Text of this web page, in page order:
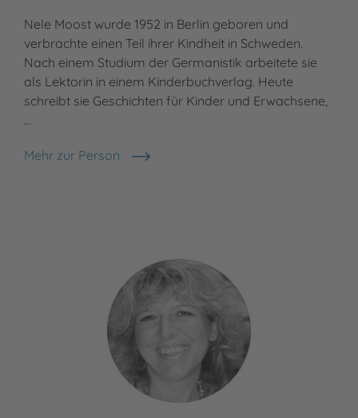
Nele Moost wurde 1952 in Berlin geboren und
verbrachte einen Teil ihrer Kindheit in Schweden.
Nach einem Studium der Germanistik arbeitete sie
als Lektorin in einem Kinderbuchverlag. Heute
schreibt sie Geschichten für Kinder und Erwachsene,
…
Mehr zur Person
Nele Moost